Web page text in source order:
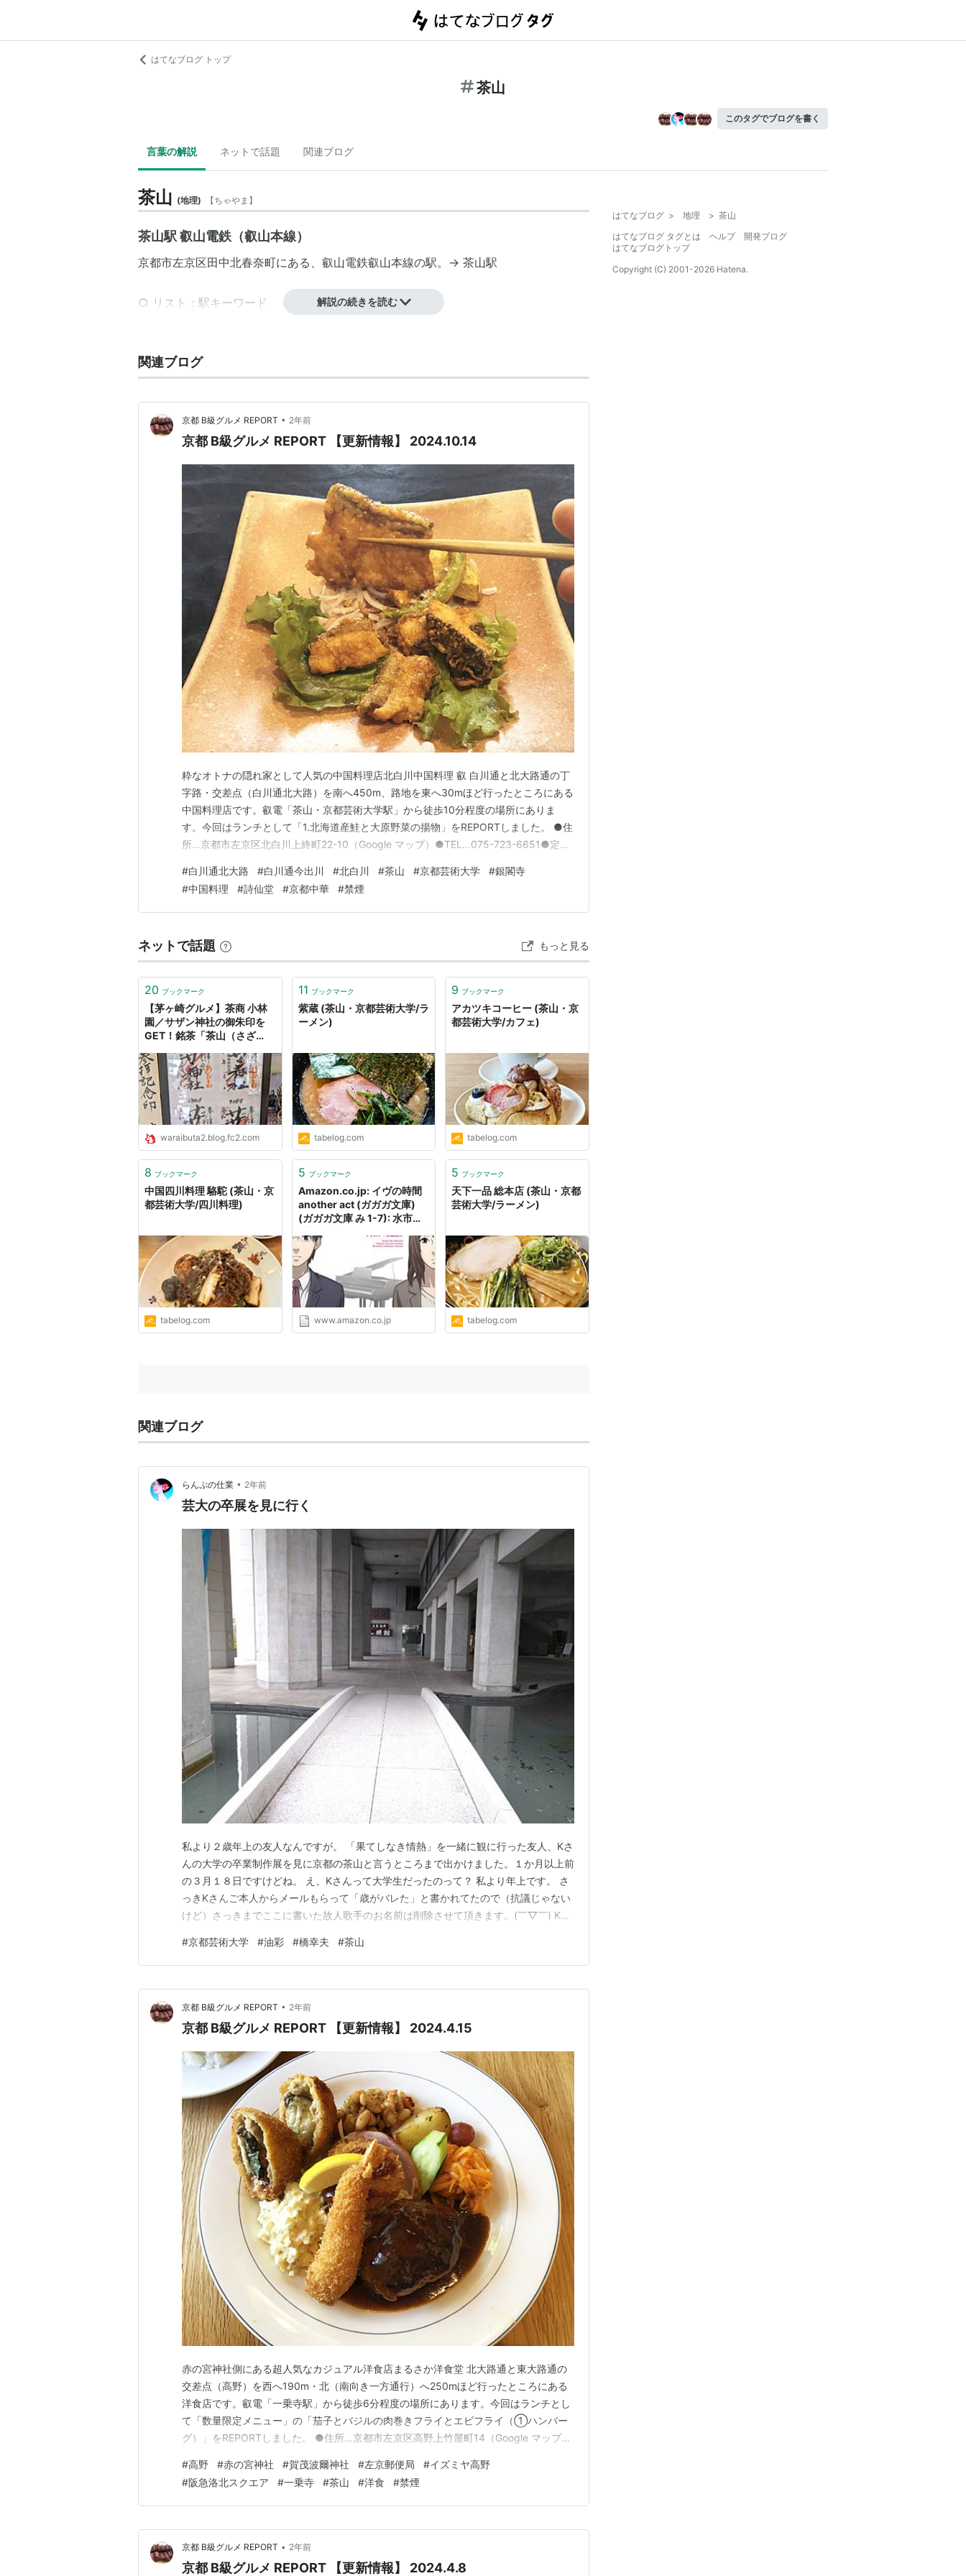
はてなブログ トップ
茶山
このタグでブログを書く
言葉の解説 ネットで話題 関連ブログ
茶山 (地理) 【ちゃやま 】
茶山駅 叡山電鉄（叡山本線）
京都市左京区田中北春奈町にある、 叡山電鉄叡山本線の駅。→ 茶山駅
○ リスト ： 駅キーワード
地名
福岡県福岡市城南区 茶山
茶山駅 福岡市交通局（七隈線）
福岡県福岡市城南区茶山1丁目にある、福岡市地下鉄七隈線の駅。→茶山駅
：駅キーワード
解説の続きを読む
関連ブログ
京都 B級グルメ REPORT • 2年前
京都 B級グルメ REPORT 【更新情報】 2024.10.14
粋なオトナの隠れ家として人気の中国料理店北白川中国料理 叡 白川通と北大路通の丁
字路・交差点（白川通北大路）を南へ450m、路地を東へ30mほど行ったところにある
中国料理店です。叡電「茶山・京都芸術大学駅」から徒歩10分程度の場所にありま
す。今回はランチとして「1.北海道産鮭と大原野菜の揚物」をREPORTしました。 ●住
所…京都市左京区北白川上終町22-10（Google マップ）●TEL…075-723-6651●定休
し●タバコ…禁煙●ホームページ…なし※詳しくは食べログ「北白川中国料理 叡」をご
確認ください。…
#白川通北大路 #白川通今出川 #北白川 #茶山 #京都芸術大学 #銀閣寺
#中国料理 #詩仙堂 #京都中華 #禁煙
ネットで話題 もっと見る
20 ブックマーク
【茅ヶ崎グルメ】茶商 小林
園／サザン神社の御朱印を
GET！銘茶「茶山（さざ
waraibuta2.blog.fc2.com
11 ブックマーク
紫蔵 (茶山・京都芸術大学/ラ
ーメン)
tabelog.com
9 ブックマーク
アカツキコーヒー (茶山・京
都芸術大学/カフェ)
tabelog.com
8 ブックマーク
中国四川料理 駱駝 (茶山・京
都芸術大学/四川料理)
tabelog.com
5 ブックマーク
Amazon.co.jp: イヴの時間
another act (ガガガ文庫)
(ガガガ文庫 み 1-7): 水市恵
www.amazon.co.jp
5 ブックマーク
天下一品 総本店 (茶山・京都
芸術大学/ラーメン)
tabelog.com
関連ブログ
らんぷの仕業 • 2年前
芸大の卒展を見に行く
私より２歳年上の友人なんですが。 「果てしなき情熱」を一緒に観に行った友人、Kさ
んの大学の卒業制作展を見に京都の茶山と言うところまで出かけました。１か月以上前
の３月１８日ですけどね。 え、Kさんって大学生だったのって？ 私より年上です。 さ
っきKさんご本人からメールもらって「歳がバレた」と書かれてたので（抗議じゃない
けど）さっきまでここに書いた故人歌手のお名前は削除させて頂きます。(￣▽￣) Kさ
山桐郎監督のファンで「浦山桐郎をさぼらせへん会」と言う私設ファンクラブを立ち上
げた一人です。もう一人の立ち上げ人のＩ氏と一…
#京都芸術大学 #油彩 #橋幸夫 #茶山
京都 B級グルメ REPORT • 2年前
京都 B級グルメ REPORT 【更新情報】 2024.4.15
赤の宮神社側にある超人気なカジュアル洋食店まるさか洋食堂 北大路通と東大路通の
交差点（高野）を西へ190m・北（南向き一方通行）へ250mほど行ったところにある
洋食店です。叡電「一乗寺駅」から徒歩6分程度の場所にあります。今回はランチとし
て「数量限定メニュー」の「茄子とバジルの肉巻きフライとエビフライ（①ハンバー
グ）」をREPORTしました。 ●住所…京都市左京区高野上竹屋町14（Google マップ）
通…叡電「一乗寺駅」から徒歩6分程度●専用駐車場…なし（店舗前の駐車場は月極駐
車場ですので利用不可）●ホ…
#高野 #赤の宮神社 #賀茂波爾神社 #左京郵便局 #イズミヤ高野
#阪急洛北スクエア #一乗寺 #茶山 #洋食 #禁煙
京都 B級グルメ REPORT • 2年前
京都 B級グルメ REPORT 【更新情報】 2024.4.8
はてなブログ > 地理 > 茶山
はてなブログ タグとは
ヘルプ
開発ブログ
はてなブログトップ
Copyright (C) 2001-2026 Hatena.